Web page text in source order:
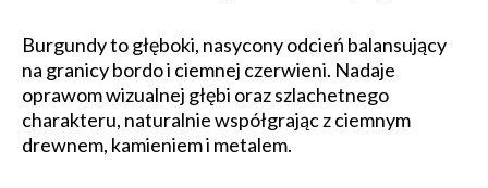
Burgundy to głęboki, nasycony odcień balansujący
na granicy bordo i ciemnej czerwieni. Nadaje
oprawom wizualnej głębi oraz szlachetnego
charakteru, naturalnie współgrając z ciemnym
drewnem, kamieniem i metalem.